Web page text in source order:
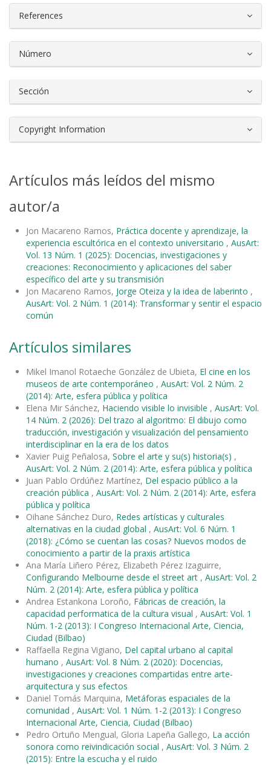
References
Número
Sección
Copyright Information
Artículos más leídos del mismo
autor/a
Jon Macareno Ramos, Práctica docente y aprendizaje, la
experiencia escultórica en el contexto universitario , AusArt:
Vol. 13 Núm. 1 (2025): Docencias, investigaciones y
creaciones: Reconocimiento y aplicaciones del saber
específico del arte y su transmisión
Jon Macareno Ramos, Jorge Oteiza y la idea de laberinto ,
AusArt: Vol. 2 Núm. 1 (2014): Transformar y sentir el espacio
común
Artículos similares
Mikel Imanol Rotaeche González de Ubieta, El cine en los
museos de arte contemporáneo , AusArt: Vol. 2 Núm. 2
(2014): Arte, esfera pública y política
Elena Mir Sánchez, Haciendo visible lo invisible , AusArt: Vol.
14 Núm. 2 (2026): Del trazo al algoritmo: El dibujo como
traducción, investigación y visualización del pensamiento
interdisciplinar en la era de los datos
Xavier Puig Peñalosa, Sobre el arte y su(s) historia(s) ,
AusArt: Vol. 2 Núm. 2 (2014): Arte, esfera pública y política
Juan Pablo Ordúñez Martínez, Del espacio público a la
creación pública , AusArt: Vol. 2 Núm. 2 (2014): Arte, esfera
pública y política
Oihane Sánchez Duro, Redes artísticas y culturales
alternativas en la ciudad global , AusArt: Vol. 6 Núm. 1
(2018): ¿Cómo se cuentan las cosas? Nuevos modos de
conocimiento a partir de la praxis artística
Ana María Liñero Pérez, Elizabeth Pérez Izaguirre,
Configurando Melbourne desde el street art , AusArt: Vol. 2
Núm. 2 (2014): Arte, esfera pública y política
Andrea Estankona Loroño, Fábricas de creación, la
capacidad performatica de la cultura visual , AusArt: Vol. 1
Núm. 1-2 (2013): I Congreso Internacional Arte, Ciencia,
Ciudad (Bilbao)
Raffaella Regina Vigiano, Del capital urbano al capital
humano , AusArt: Vol. 8 Núm. 2 (2020): Docencias,
investigaciones y creaciones compartidas entre arte-
arquitectura y sus efectos
Daniel Tomás Marquina, Metáforas espaciales de la
comunidad , AusArt: Vol. 1 Núm. 1-2 (2013): I Congreso
Internacional Arte, Ciencia, Ciudad (Bilbao)
Pedro Ortuño Mengual, Gloria Lapeña Gallego, La acción
sonora como reivindicación social , AusArt: Vol. 3 Núm. 2
(2015): Entre la escucha y el ruido